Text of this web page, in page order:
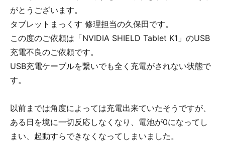
がとうございます。
タブレットまっくす 修理担当の久保田です。
この度のご依頼は「NVIDIA SHIELD Tablet K1」のUSB
充電不良のご依頼です。
USB充電ケーブルを繋いでも全く充電がされない状態で
す。
以前までは角度によっては充電出来ていたそうですが、
ある日を境に一切反応しなくなり、電池が0になってし
まい、起動すらできなくなってしまいました。